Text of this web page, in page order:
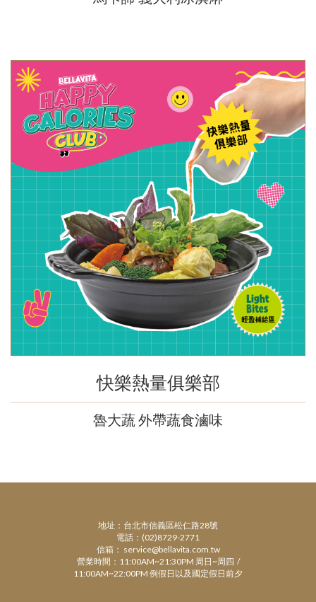
快樂熱量俱樂部
魯大蔬 外帶蔬食滷味
地址：台北市信義區松仁路28號
電話：(02)8729-2771
信箱： service@bellavita.com.tw
營業時間：11:00AM~21:30PM 周日~周四 /
11:00AM~22:00PM 例假日以及國定假日前夕